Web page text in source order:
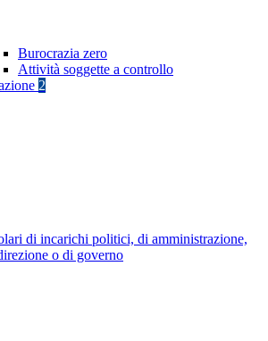
Burocrazia zero
Attività soggette a controllo
2
di incarichi politici, di amministrazione,
o di governo